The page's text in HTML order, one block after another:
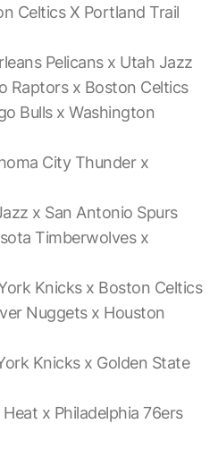
Celtics X Portland Trail
Pelicans x Utah Jazz
Raptors x Boston Celtics
Bulls x Washington
City Thunder x
x San Antonio Spurs
Timberwolves x
Knicks x Boston Celtics
Nuggets x Houston
Knicks x Golden State
x Philadelphia 76ers